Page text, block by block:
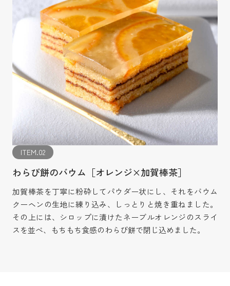
ITEM.02
わらび餅のバウム［オレンジ×加賀棒茶］
加賀棒茶を丁寧に粉砕してパウダー状にし、それをバウム
クーヘンの生地に練り込み、しっとりと焼き重ねました。
その上には、シロップに漬けたネーブルオレンジのスライ
スを並べ、もちもち食感のわらび餅で閉じ込めました。